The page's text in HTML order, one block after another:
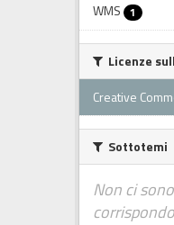
WMS 1
Licenze
Creative
Sottotemi
Non ci